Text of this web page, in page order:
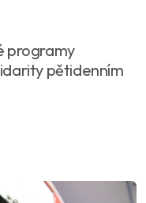
programy
pětidenním